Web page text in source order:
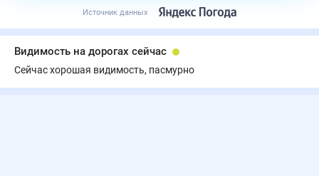
Источник данных
Видимость на дорогах сейчас
Сейчас хорошая видимость, пасмурно